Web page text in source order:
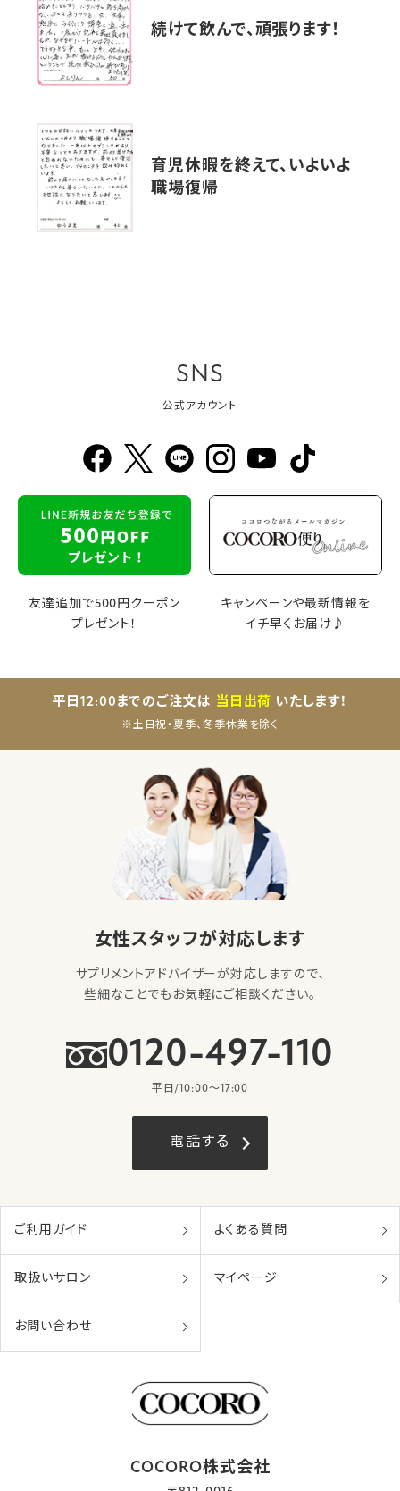
続けて飲んで、頑張ります！
育児休暇を終えて、いよいよ
職場復帰
SNS
公式アカウント
友達追加で500円クーポン
プレゼント！
キャンペーンや最新情報を
イチ早くお届け♪
平日12:00までのご注文は 当日出荷 いたします！
※土日祝・夏季、冬季休業を除く
女性スタッフが対応します
サプリメントアドバイザーが対応しますので、
些細なことでもお気軽にご相談ください。
0120-497-110
平日/10:00〜17:00
電話する
ご利用ガイド よくある質問
取扱いサロン マイページ
お問い合わせ
COCORO株式会社